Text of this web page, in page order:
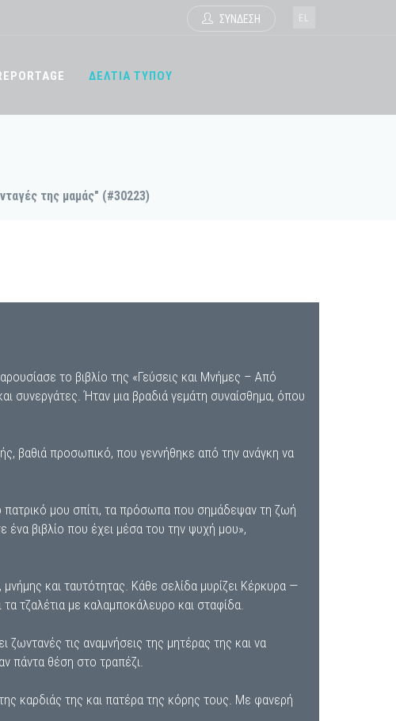
ΣΥΝΔΕΣΗ EL
ΔΕΛΤΙΑ ΤΥΠΟΥ
της μαμάς" (#30223)
το βιβλίο της «Γεύσεις και Μνήμες – Από
συνεργάτες. Ήταν μια βραδιά γεμάτη συναίσθημα, όπου
βαθιά προσωπικό, που γεννήθηκε από την ανάγκη να
πατρικό μου σπίτι, τα πρόσωπα που σημάδεψαν τη ζωή
ένα βιβλίο που έχει μέσα του την ψυχή μου»,
και ταυτότητας. Κάθε σελίδα μυρίζει Κέρκυρα —
τζαλέτια με καλαμποκάλευρο και σταφίδα.
ζωντανές τις αναμνήσεις της μητέρας της και να
πάντα θέση στο τραπέζι.
καρδιάς της και πατέρα της κόρης τους. Με φανερή